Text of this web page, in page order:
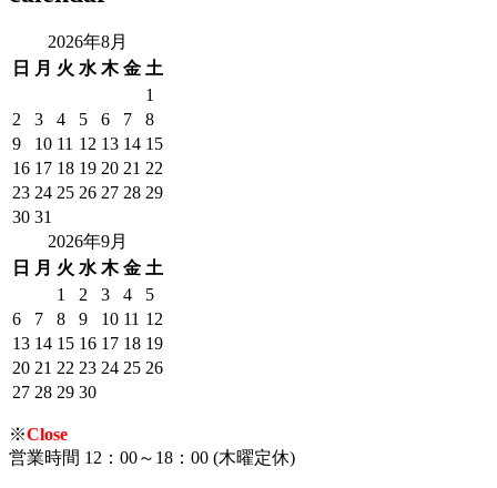
2026年8月
日
月 火 水 木 金 土
1
2
3 4 5 6 7
8
9
10 11 12 13 14 15
16 17 18 19 20 21 22
23 24 25 26 27 28 29
30 31
2026年9月
日
月 火 水 木 金 土
1
2 3 4
5
6
7 8 9 10 11 12
13 14 15 16 17 18 19
20 21 22 23 24 25 26
27 28 29 30
※Close
営業時間 12：00～18：00 (木曜定休)